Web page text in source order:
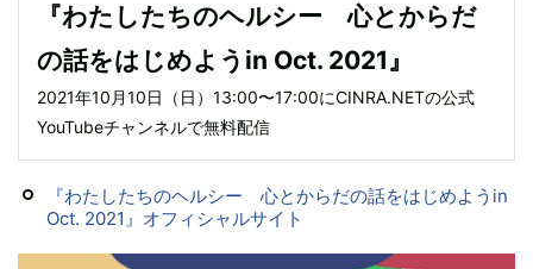
『わたしたちのヘルシー 心とからだ
の話をはじめようin Oct. 2021』
2021年10月10日（日）13:00〜17:00にCINRA.NETの公式
YouTubeチャンネルで無料配信
『わたしたちのヘルシー 心とからだの話をはじめようin
Oct. 2021』オフィシャルサイト